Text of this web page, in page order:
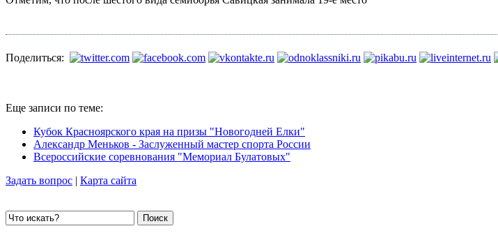
Поделиться:
Еще записи по теме:
Кубок Красноярского края на призы "Новогодней Елки"
Александр Меньков - Заслуженный мастер спорта России
Всероссийские соревнования "Мемориал Булатовых"
Задать вопрос | Карта сайта
Поиск